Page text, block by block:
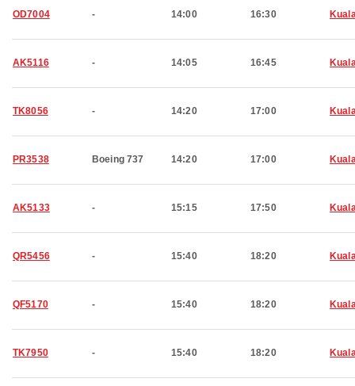
OD7004 - 14:00 16:30
AK5116 - 14:05 16:45
TK8056 - 14:20 17:00
PR3538 Boeing 737 14:20 17:00
AK5133 - 15:15 17:50
QR5456 - 15:40 18:20
QF5170 - 15:40 18:20
TK7950 - 15:40 18:20